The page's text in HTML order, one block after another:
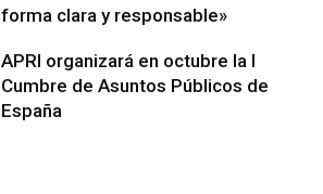
forma clara y responsable»
APRI organizará en octubre la I
Cumbre de Asuntos Públicos de
España